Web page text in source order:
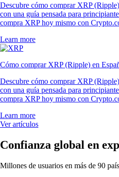
Descubre cómo comprar XRP
con una guía pensada para
compra XRP hoy mismo con
Learn more
Cómo comprar XRP (Ripple) en
Descubre cómo comprar XRP
con una guía pensada para
compra XRP hoy mismo con
Learn more
Ver artículos
Confianza global en
Millones de usuarios en más de 90